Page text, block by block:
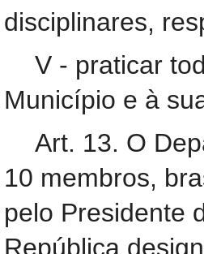
disciplinares,
V - praticar
Município e à
Art. 13. O
10 membros,
pelo Presidente
República